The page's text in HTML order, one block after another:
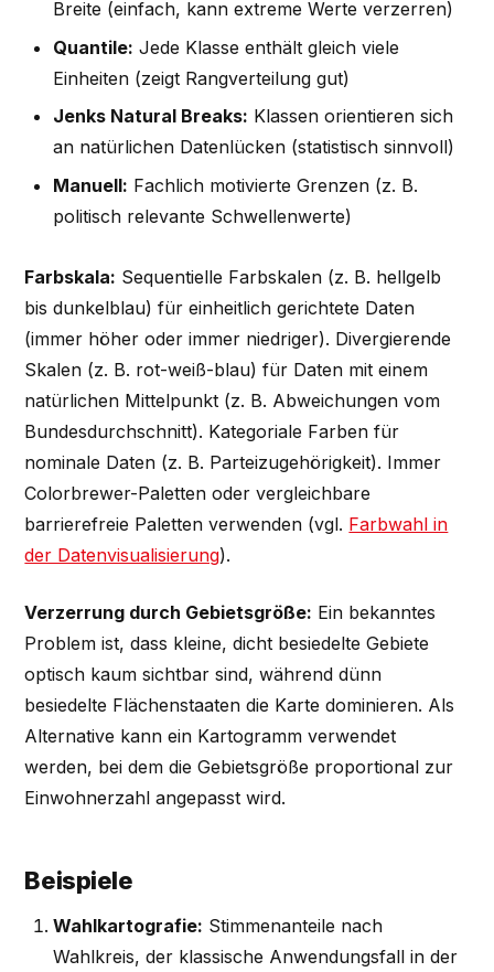
Breite (einfach, kann extreme Werte verzerren)
Quantile: Jede Klasse enthält gleich viele
Einheiten (zeigt Rangverteilung gut)
Jenks Natural Breaks: Klassen orientieren sich
an natürlichen Datenlücken (statistisch sinnvoll)
Manuell: Fachlich motivierte Grenzen (z. B.
politisch relevante Schwellenwerte)
Farbskala: Sequentielle Farbskalen (z. B. hellgelb
bis dunkelblau) für einheitlich gerichtete Daten
(immer höher oder immer niedriger). Divergierende
Skalen (z. B. rot-weiß-blau) für Daten mit einem
natürlichen Mittelpunkt (z. B. Abweichungen vom
Bundesdurchschnitt). Kategoriale Farben für
nominale Daten (z. B. Parteizugehörigkeit). Immer
Colorbrewer-Paletten oder vergleichbare
barrierefreie Paletten verwenden (vgl. Farbwahl in
der Datenvisualisierung).
Verzerrung durch Gebietsgröße: Ein bekanntes
Problem ist, dass kleine, dicht besiedelte Gebiete
optisch kaum sichtbar sind, während dünn
besiedelte Flächenstaaten die Karte dominieren. Als
Alternative kann ein Kartogramm verwendet
werden, bei dem die Gebietsgröße proportional zur
Einwohnerzahl angepasst wird.
Beispiele
Wahlkartografie: Stimmenanteile nach
Wahlkreis, der klassische Anwendungsfall in der